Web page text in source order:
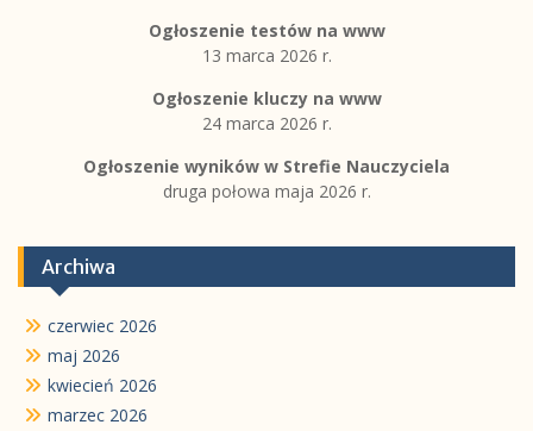
Ogłoszenie testów na www
13 marca 2026 r.
Ogłoszenie kluczy na www
24 marca 2026 r.
Ogłoszenie wyników w Strefie Nauczyciela
druga połowa maja 2026 r.
Archiwa
czerwiec 2026
maj 2026
kwiecień 2026
marzec 2026